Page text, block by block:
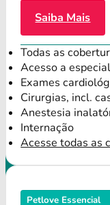
Saiba Mais
Todas as
Acesso a
Exames
Cirurgias, incl.
Anestesia
Internação
Acesse todas as
Petlove Essencial